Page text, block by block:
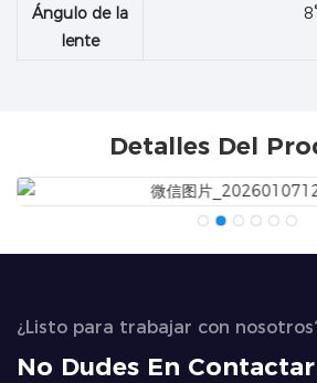
Ángulo de la
lente
8°
Detalles Del
¿Listo para trabajar con
No Dudes En